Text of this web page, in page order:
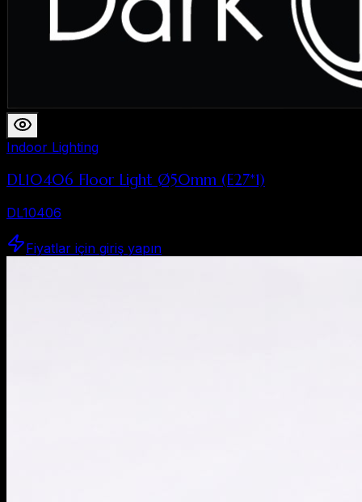
Indoor Lighting
DL10406 Floor Light Ø50mm (E27*1)
DL10406
Fiyatlar için giriş yapın